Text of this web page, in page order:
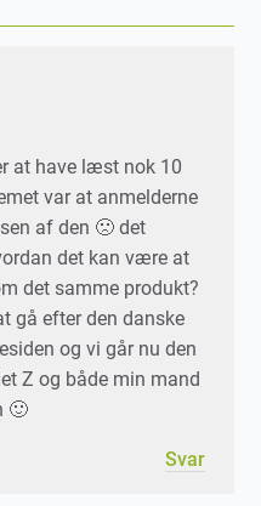
at have læst nok 10
var at anmelderne
af den 🙁 det
det kan være at
det samme produkt?
gå efter den danske
og vi går nu den
Z og både min mand
🙂
Svar